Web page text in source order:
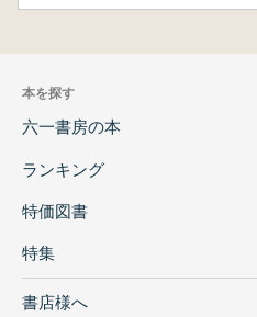
本を探す
六一書房の本
ランキング
特価図書
特集
書店様へ